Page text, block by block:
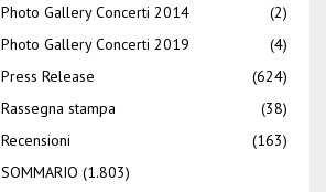
Photo Gallery Concerti 2014
(2)
Photo Gallery Concerti 2019
(4)
Press Release
(624)
Rassegna stampa
(38)
Recensioni
(163)
SOMMARIO (1.803)